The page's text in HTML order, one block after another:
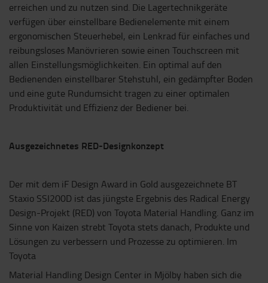
erreichen und zu nutzen sind. Die Lagertechnikgeräte
verfügen über einstellbare Bedienelemente mit einem
ergonomischen Steuerhebel, ein Lenkrad für einfaches und
reibungsloses Manövrieren sowie einen Touchscreen mit
allen Einstellungsmöglichkeiten. Ein optimal auf den
Bedienenden einstellbarer Stehstuhl, ein gedämpfter Boden
und eine gute Rundumsicht tragen zu einer optimalen
Produktivität und Effizienz der Bediener bei.
Ausgezeichnetes RED-Designkonzept
Der mit dem iF Design Award in Gold ausgezeichnete BT
Staxio SSI200D ist das jüngste Ergebnis des Radical Energy
Design-Projekt (RED) von Toyota Material Handling. Ganz im
Sinne von Kaizen strebt Toyota stets danach, Produkte und
Lösungen zu verbessern und Prozesse zu optimieren. Im
Toyota
Material Handling Design Center in Mjölby haben sich die